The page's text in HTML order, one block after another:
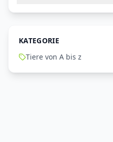
KATEGORIE
Tiere von A bis z